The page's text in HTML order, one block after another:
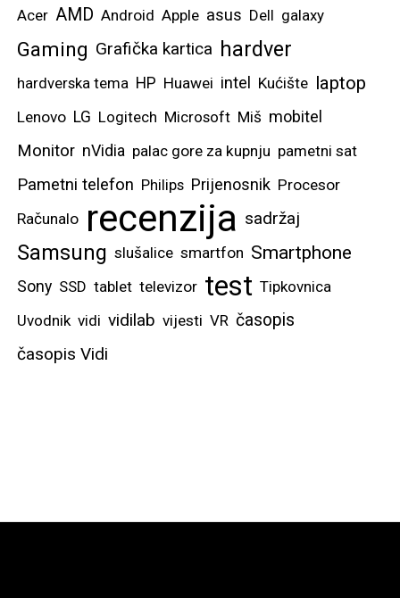
Acer AMD Android Apple asus Dell galaxy
Gaming Grafička kartica hardver
hardverska tema HP Huawei intel Kućište laptop
Lenovo LG Logitech Microsoft Miš mobitel
Monitor nVidia palac gore za kupnju pametni sat
Pametni telefon Philips Prijenosnik Procesor
Računalo recenzija sadržaj
Samsung slušalice smartfon Smartphone
Sony SSD tablet televizor test Tipkovnica
Uvodnik vidi vidilab vijesti VR časopis
časopis Vidi